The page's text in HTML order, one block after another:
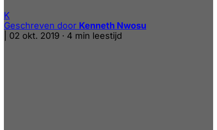
K
Geschreven door Kenneth Nwosu
02 okt. 2019 · 4 min leestijd